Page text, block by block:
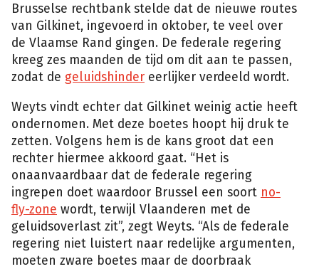
Brusselse rechtbank stelde dat de nieuwe routes
van Gilkinet, ingevoerd in oktober, te veel over
de Vlaamse Rand gingen. De federale regering
kreeg zes maanden de tijd om dit aan te passen,
zodat de geluidshinder eerlijker verdeeld wordt.
Weyts vindt echter dat Gilkinet weinig actie heeft
ondernomen. Met deze boetes hoopt hij druk te
zetten. Volgens hem is de kans groot dat een
rechter hiermee akkoord gaat. “Het is
onaanvaardbaar dat de federale regering
ingrepen doet waardoor Brussel een soort no-
fly-zone wordt, terwijl Vlaanderen met de
geluidsoverlast zit”, zegt Weyts. “Als de federale
regering niet luistert naar redelijke argumenten,
moeten zware boetes maar de doorbraak